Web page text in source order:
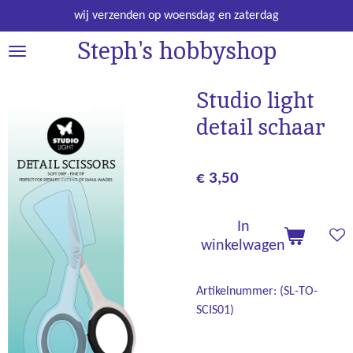
direct
naar
Steph's hobbyshop
wij verzenden op woensdag en zaterdag
Studio light
detail schaar
€ 3,50
In
winkelwagen
Artikelnummer: (SL-TO-
SCIS01)